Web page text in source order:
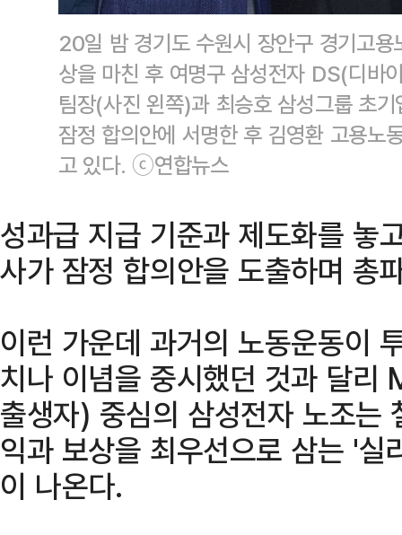
20일 밤 경기도 수원시 장안구 경기고
상을 마친 후 여명구 삼성전자 DS(디바
팀장(사진 왼쪽)과 최승호 삼성그룹 초
잠정 합의안에 서명한 후 김영환 고용노
고 있다. ⓒ연합뉴스
성과급 지급 기준과 제도화를 놓
사가 잠정 합의안을 도출하며 총
이런 가운데 과거의 노동운동이
치나 이념을 중시했던 것과 달
출생자) 중심의 삼성전자 노조는
익과 보상을 최우선으로 삼는 '실
이 나온다.